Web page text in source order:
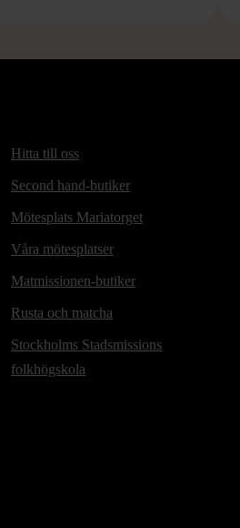
Hitta till oss
Second hand-butiker
Mötesplats Mariatorget
Våra mötesplatser
Matmissionen-butiker
Rusta och matcha
Stockholms Stadsmissions
folkhögskola